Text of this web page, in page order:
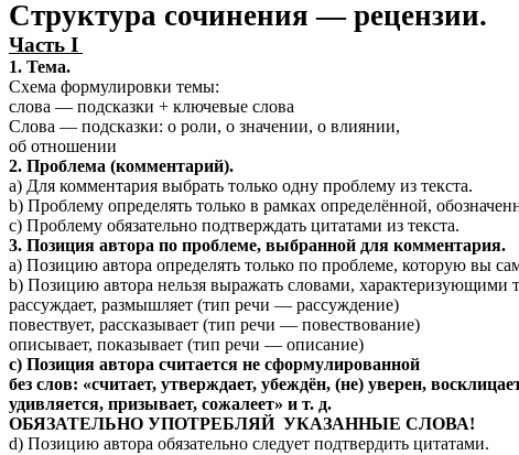
Структура сочинения — рецензии.
Часть I
1. Тема.
Схема формулировки темы:
слова — подсказки + ключевые слова
Слова — подсказки: о роли, о значении, о влиянии,
об отношении
2. Проблема (комментарий).
a) Для комментария выбрать только одну проблему из текста.
b) Проблему определять только в рамках определённой,
c) Проблему обязательно подтверждать цитатами из текста.
3. Позиция автора по проблеме, выбранной для комментария.
a) Позицию автора определять только по проблеме, которую вы
b) Позицию автора нельзя выражать словами, характеризующими
рассуждает, размышляет (тип речи — рассуждение)
повествует, рассказывает (тип речи — повествование)
описывает, показывает (тип речи — описание)
с) Позиция автора считается не сформулированной
без слов: «считает, утверждает, убеждён, (не) уверен,
удивляется, призывает, сожалеет» и т. д.
ОБЯЗАТЕЛЬНО УПОТРЕБЛЯЙ УКАЗАННЫЕ СЛОВА!
d) Позицию автора обязательно следует подтвердить цитатами.